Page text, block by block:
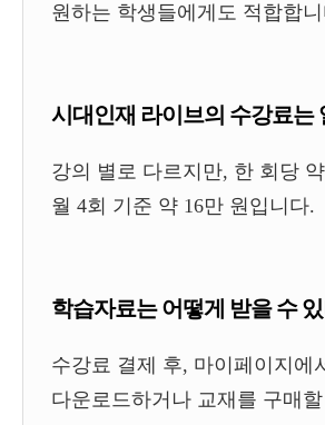
원하는 학생들에게도 적합합
시대인재 라이브의 수강료는
강의 별로 다르지만, 한 회당
월 4회 기준 약 16만 원입니다.
학습자료는 어떻게 받을 수
수강료 결제 후, 마이페이지에
다운로드하거나 교재를 구매